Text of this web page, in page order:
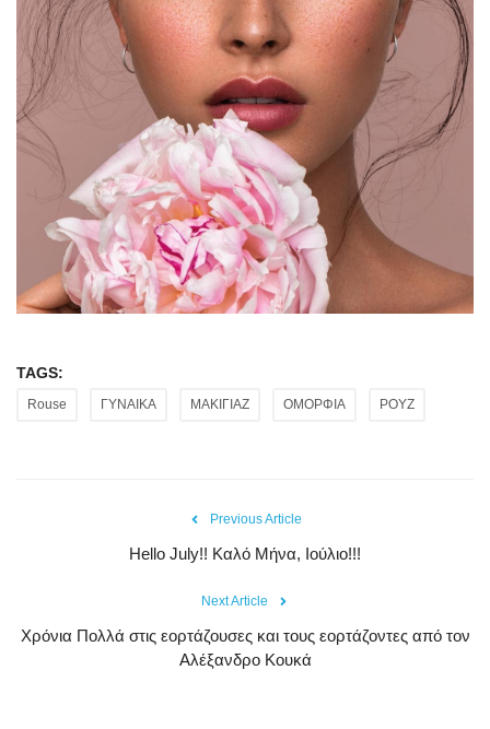
TAGS:
Rouse ΓΥΝΑΙΚΑ ΜΑΚΙΓΙΑΖ ΟΜΟΡΦΙΑ ΡΟΥΖ
Previous Article
Hello July!! Καλό Μήνα, Ιούλιο!!!
Next Article
Χρόνια Πολλά στις εορτάζουσες και τους εορτάζοντες από τον
Αλέξανδρο Κουκά